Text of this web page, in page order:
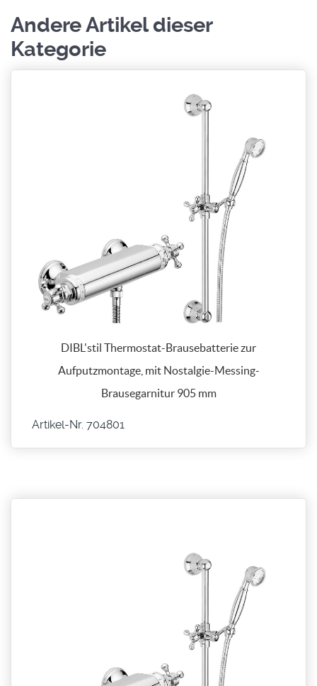
Andere Artikel dieser
Kategorie
DIBL'stil Thermostat-Brausebatterie zur
Aufputzmontage, mit Nostalgie-Messing-
Brausegarnitur 905 mm
Artikel-Nr. 704801